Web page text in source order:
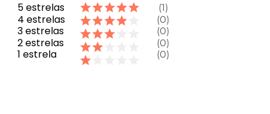
5estrelas
4estrelas
3estrelas
2estrelas
1estrela
1
0
0
0
0